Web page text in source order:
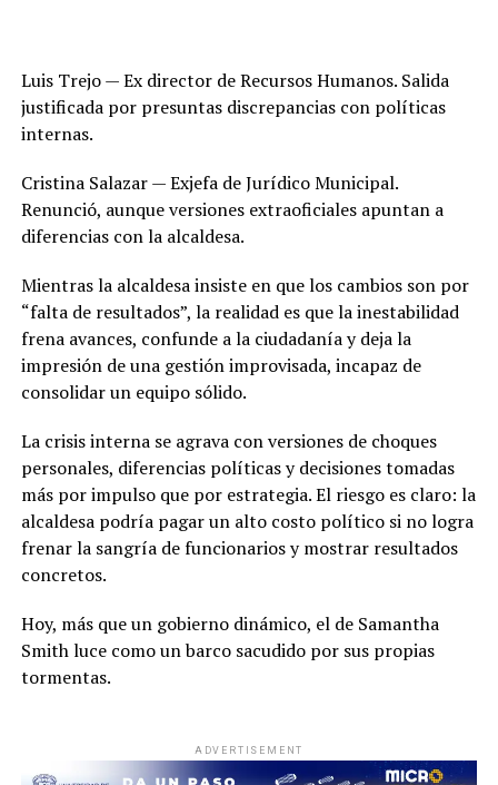
Luis Trejo — Ex director de Recursos Humanos. Salida
justificada por presuntas discrepancias con políticas
internas.
Cristina Salazar — Exjefa de Jurídico Municipal.
Renunció, aunque versiones extraoficiales apuntan a
diferencias con la alcaldesa.
Mientras la alcaldesa insiste en que los cambios son por
“falta de resultados”, la realidad es que la inestabilidad
frena avances, confunde a la ciudadanía y deja la
impresión de una gestión improvisada, incapaz de
consolidar un equipo sólido.
La crisis interna se agrava con versiones de choques
personales, diferencias políticas y decisiones tomadas
más por impulso que por estrategia. El riesgo es claro: la
alcaldesa podría pagar un alto costo político si no logra
frenar la sangría de funcionarios y mostrar resultados
concretos.
Hoy, más que un gobierno dinámico, el de Samantha
Smith luce como un barco sacudido por sus propias
tormentas.
ADVERTISEMENT